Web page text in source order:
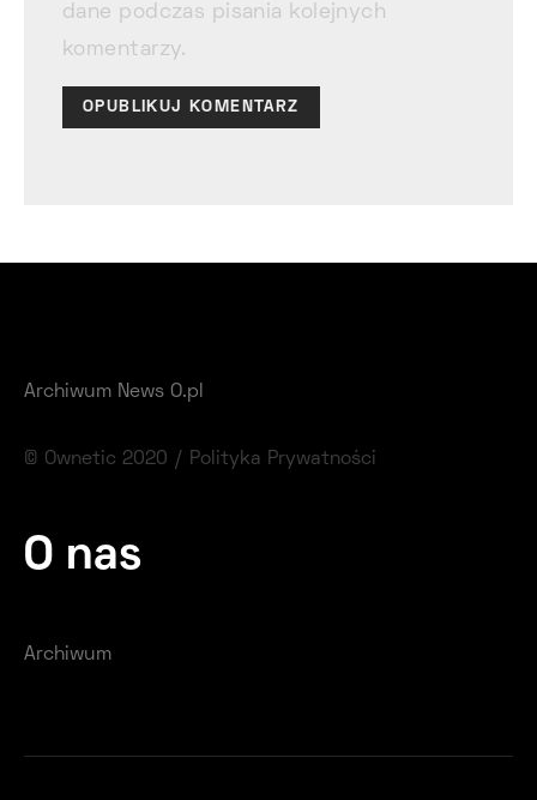
dane podczas pisania kolejnych
komentarzy.
Archiwum News O.pl
© Ownetic 2020 / Polityka Prywatności
O nas
Archiwum